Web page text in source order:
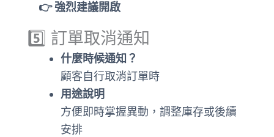
👉 強烈建議開啟
5️⃣ 訂單取消通知
什麼時候通知？
顧客自行取消訂單時
用途說明
方便即時掌握異動，調整庫存或後續
安排